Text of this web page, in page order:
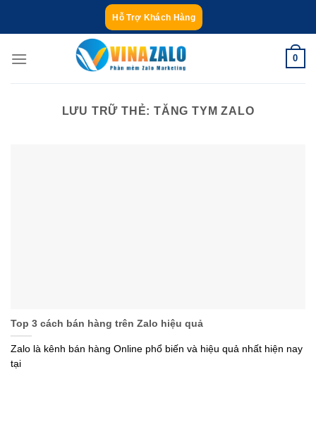
dung
Hỗ Trợ Khách Hàng
0
LƯU TRỮ THẺ: TĂNG TYM ZALO
Top 3 cách bán hàng trên Zalo hiệu quả
Zalo là kênh bán hàng Online phổ biến và hiệu quả nhất hiện nay
tại